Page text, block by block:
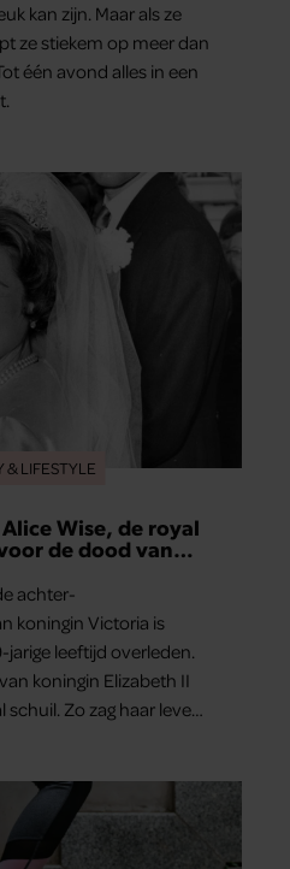
kan zijn. Maar als ze
ze stiekem op meer dan
één avond alles in een
& LIFESTYLE
Wise, de royal
de dood van
achter-
koningin Victoria is
leeftijd overleden.
koningin Elizabeth II
Zo zag haar leven